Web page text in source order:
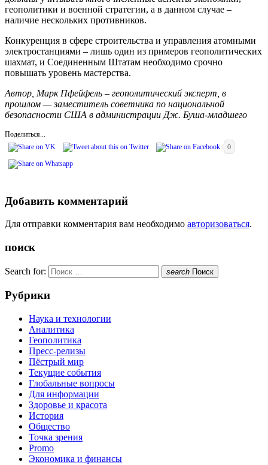
геополитики и военной стратегии, а в данном случае –
наличие нескольких противников.
Конкуренция в сфере строительства и управления атомными
электростанциями – лишь один из примеров геополитических
шахмат, и Соединенным Штатам необходимо срочно
повышать уровень мастерства.
Автор, Марк Пфейфель – геополитический эксперт, в
прошлом — заместитель советника по национальной
безопасности США в администрации Дж. Буша-младшего
Поделиться...
0
Добавить комментарий
Для отправки комментария вам необходимо авторизоваться.
поиск
Search for: search Поиск
Рубрики
Наука и технологии
Аналитика
Геополитика
Пресс-релизы
Пёстрый мир
Текущие события
Глобальные вопросы
Для информации
Здоровье и красота
История
Общество
Точка зрения
Promo
Экономика и финансы